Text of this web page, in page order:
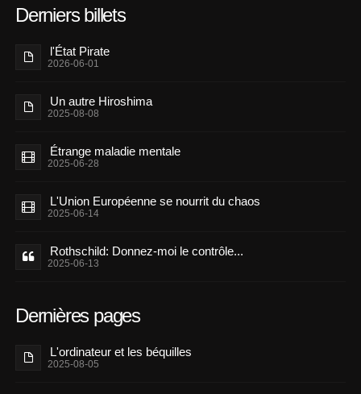
Derniers billets
l'État Pirate
2026-06-01
Un autre Hiroshima
2025-08-08
Étrange maladie mentale
2025-06-28
L'Union Européenne se nourrit du chaos
2025-06-14
Rothschild: Donnez-moi le contrôle...
2025-06-13
Dernières pages
L'ordinateur et les béquilles
2025-08-05